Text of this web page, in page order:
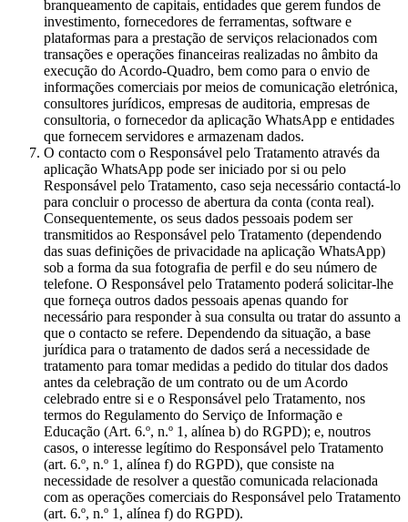
branqueamento de capitais, entidades que gerem fundos de
investimento, fornecedores de ferramentas, software e
plataformas para a prestação de serviços relacionados com
transações e operações financeiras realizadas no âmbito da
execução do Acordo-Quadro, bem como para o envio de
informações comerciais por meios de comunicação eletrónica,
consultores jurídicos, empresas de auditoria, empresas de
consultoria, o fornecedor da aplicação WhatsApp e entidades
que fornecem servidores e armazenam dados.
O contacto com o Responsável pelo Tratamento através da
aplicação WhatsApp pode ser iniciado por si ou pelo
Responsável pelo Tratamento, caso seja necessário contactá-lo
para concluir o processo de abertura da conta (conta real).
Consequentemente, os seus dados pessoais podem ser
transmitidos ao Responsável pelo Tratamento (dependendo
das suas definições de privacidade na aplicação WhatsApp)
sob a forma da sua fotografia de perfil e do seu número de
telefone. O Responsável pelo Tratamento poderá solicitar-lhe
que forneça outros dados pessoais apenas quando for
necessário para responder à sua consulta ou tratar do assunto a
que o contacto se refere. Dependendo da situação, a base
jurídica para o tratamento de dados será a necessidade de
tratamento para tomar medidas a pedido do titular dos dados
antes da celebração de um contrato ou de um Acordo
celebrado entre si e o Responsável pelo Tratamento, nos
termos do Regulamento do Serviço de Informação e
Educação (Art. 6.º, n.º 1, alínea b) do RGPD); e, noutros
casos, o interesse legítimo do Responsável pelo Tratamento
(art. 6.º, n.º 1, alínea f) do RGPD), que consiste na
necessidade de resolver a questão comunicada relacionada
com as operações comerciais do Responsável pelo Tratamento
(art. 6.º, n.º 1, alínea f) do RGPD).